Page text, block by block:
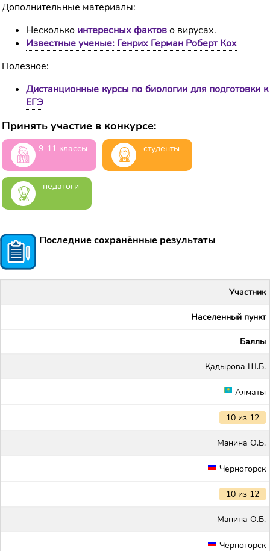
Дополнительные материалы:
Несколько интересных фактово вирусах.
Известные ученые: Генрих Герман Роберт Кох
Полезное:
Дистанционные курсы по биологии для подготовки к
ЕГЭ
Принять участие в конкурсе:
9-11 классы студенты
педагоги
Последние сохранённые результаты
Участник
Населенный пункт
Баллы
Қадырова Ш.Б.
Алматы
10 из 12
Maнина О.Б.
Черногорск
10 из 12
Maнина О.Б.
Черногорск